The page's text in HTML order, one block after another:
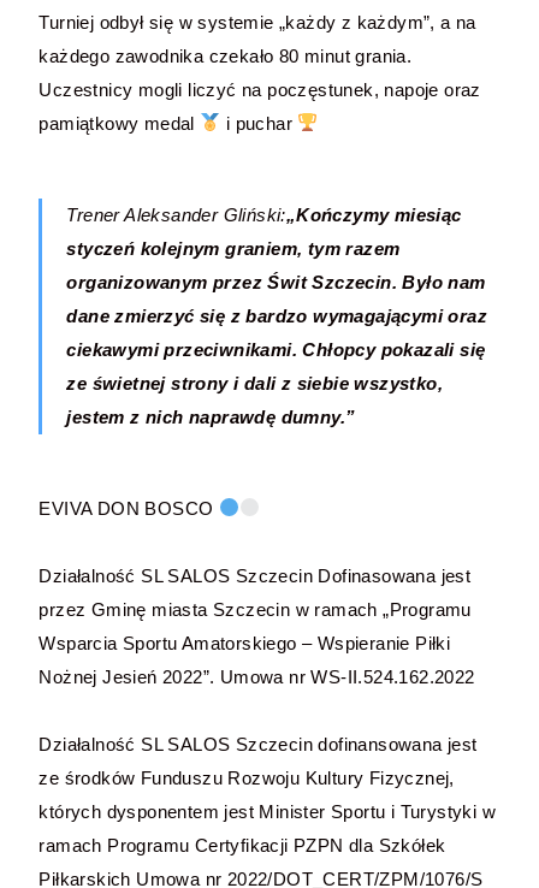
Turniej odbył się w systemie „każdy z każdym”, a na
każdego zawodnika czekało 80 minut grania.
Uczestnicy mogli liczyć na poczęstunek, napoje oraz
pamiątkowy medal
i puchar
Trener Aleksander Gliński:„Kończymy miesiąc
styczeń kolejnym graniem, tym razem
organizowanym przez Świt Szczecin. Było nam
dane zmierzyć się z bardzo wymagającymi oraz
ciekawymi przeciwnikami. Chłopcy pokazali się
ze świetnej strony i dali z siebie wszystko,
jestem z nich naprawdę dumny.”
EVIVA DON BOSCO
Działalność SL SALOS Szczecin Dofinasowana jest
przez Gminę miasta Szczecin w ramach „Programu
Wsparcia Sportu Amatorskiego – Wspieranie Piłki
Nożnej Jesień 2022”. Umowa nr WS-II.524.162.2022
Działalność SL SALOS Szczecin dofinansowana jest
ze środków Funduszu Rozwoju Kultury Fizycznej,
których dysponentem jest Minister Sportu i Turystyki w
ramach Programu Certyfikacji PZPN dla Szkółek
Piłkarskich Umowa nr 2022/DOT_CERT/ZPM/1076/S